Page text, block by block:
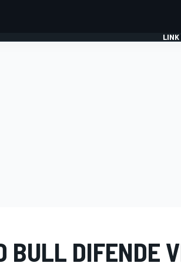
LINK
BULL DIFENDE